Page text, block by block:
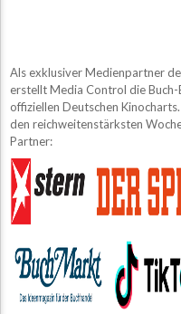
Als exklusiver Medienpartner
erstellt Media Control die
offiziellen Deutschen
den reichweitenstärksten
Partner: